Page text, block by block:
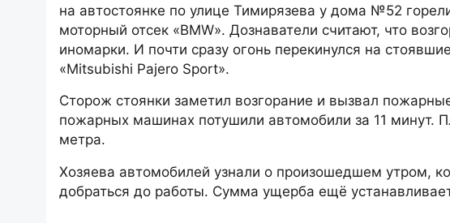
на автостоянке по улице Тимирязева у дома №52
моторный отсек «BMW». Дознаватели считают, что
иномарки. И почти сразу огонь перекинулся на
«Mitsubishi Pajero Sport».
Сторож стоянки заметил возгорание и вызвал
пожарных машинах потушили автомобили за 11 минут.
метра.
Хозяева автомобилей узнали о произошедшем утром,
добраться до работы. Сумма ущерба ещё